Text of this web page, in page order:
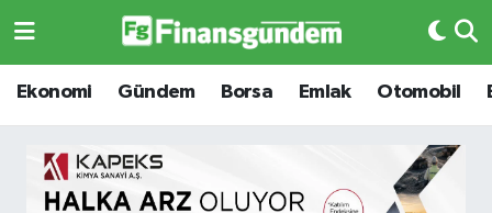
Ekonomi Gündem Borsa Emlak Otomobil
Ekonomi
Borsa
Ekonomi
Borsa